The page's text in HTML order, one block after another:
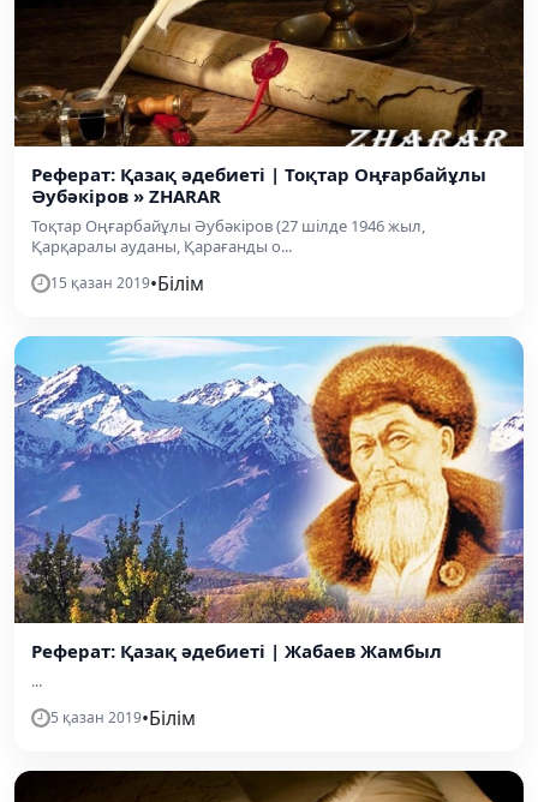
Реферат: Қазақ әдебиеті | Тоқтар Оңғарбайұлы
Әубәкіров » ZHARAR
Тоқтар Оңғарбайұлы Әубәкіров (27 шілде 1946 жыл,
Қарқаралы ауданы, Қарағанды о...
15 қазан 2019•Білім
Реферат: Қазақ әдебиеті | Жабаев Жамбыл
...
5 қазан 2019•Білім